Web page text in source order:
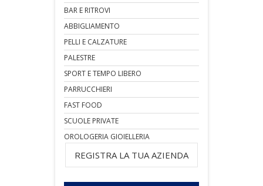
BAR E RITROVI
ABBIGLIAMENTO
PELLI E CALZATURE
PALESTRE
SPORT E TEMPO LIBERO
PARRUCCHIERI
FAST FOOD
SCUOLE PRIVATE
OROLOGERIA GIOIELLERIA
REGISTRA LA TUA AZIENDA